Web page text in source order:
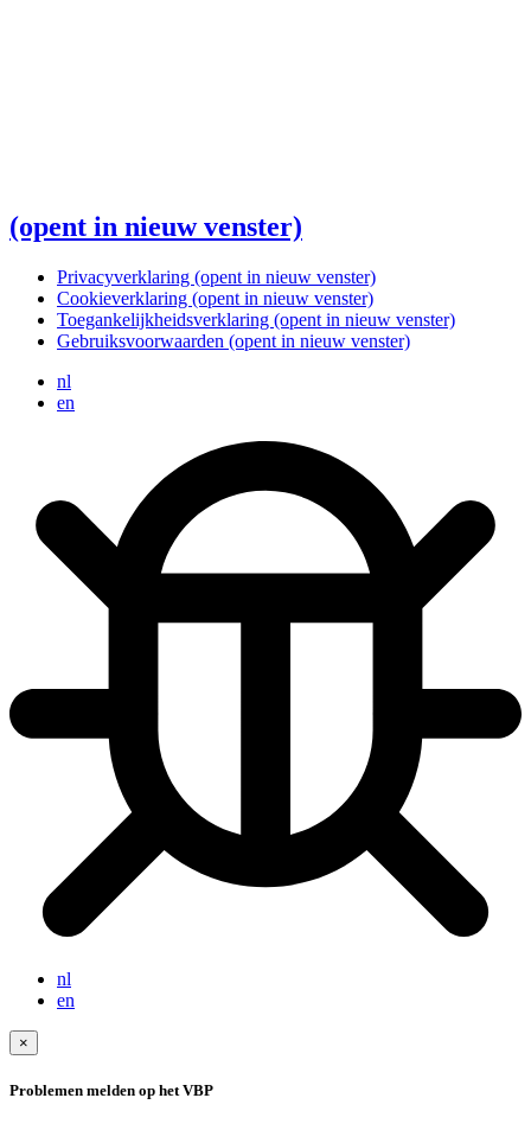
(opent in nieuw venster)
Privacyverklaring (opent in nieuw venster)
Cookieverklaring (opent in nieuw venster)
Toegankelijkheidsverklaring (opent in nieuw venster)
Gebruiksvoorwaarden (opent in nieuw venster)
nl
en
nl
en
×
Problemen melden op het VBP